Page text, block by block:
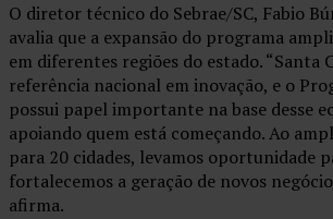
O diretor técnico do Sebrae/SC, Fabio
avalia que a expansão do programa
em diferentes regiões do estado. “Santa
referência nacional em inovação, e o
possui papel importante na base desse
apoiando quem está começando. Ao
para 20 cidades, levamos oportunidade
fortalecemos a geração de novos
afirma.